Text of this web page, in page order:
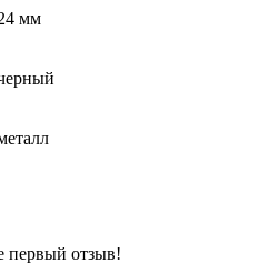
мм
первый отзыв!